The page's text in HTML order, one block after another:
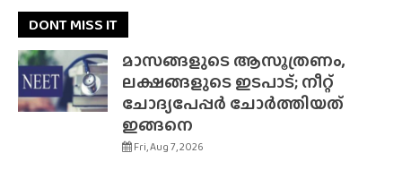
DONT MISS IT
മാസങ്ങളുടെ ആസൂത്രണം,
ലക്ഷങ്ങളുടെ ഇടപാട്; നീറ്റ്
ചോദ്യപേപ്പർ ചോർത്തിയത്
ഇങ്ങനെ
Fri, Aug 7, 2026